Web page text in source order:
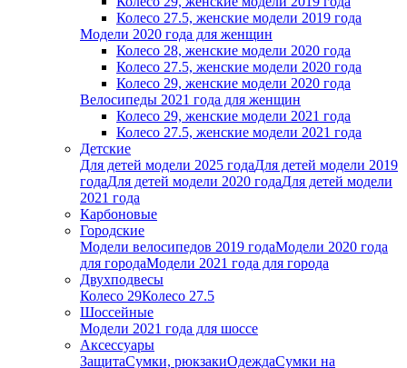
Колесо 27.5, женские модели 2019 года
Модели 2020 года для женщин
Колесо 28, женские модели 2020 года
Колесо 27.5, женские модели 2020 года
Колесо 29, женские модели 2020 года
Велосипеды 2021 года для женщин
Колесо 29, женские модели 2021 года
Колесо 27.5, женские модели 2021 года
Детские
Для детей модели 2025 годаДля детей модели 2019
годаДля детей модели 2020 годаДля детей модели
2021 года
Карбоновые
Городские
Модели велосипедов 2019 годаМодели 2020 года
для городаМодели 2021 года для города
Двухподвесы
Колесо 29Колесо 27.5
Шоссейные
Модели 2021 года для шоссе
Аксессуары
ЗащитаСумки, рюкзакиОдеждаСумки на